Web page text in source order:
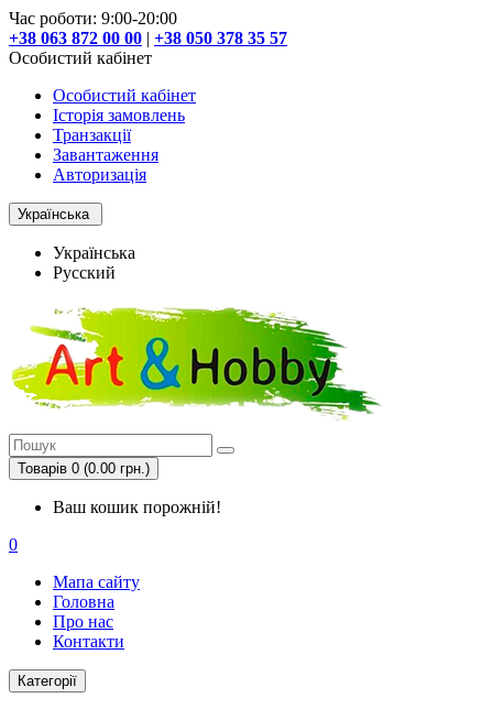
Час роботи: 9:00-20:00
+38 063 872 00 00 | +38 050 378 35 57
Особистий кабінет
Особистий кабінет
Історія замовлень
Транзакції
Завантаження
Авторизація
Українська
Українська
Русский
Товарів 0 (0.00 грн.)
Ваш кошик порожній!
0
Мапа сайту
Головна
Про нас
Контакти
Категорії